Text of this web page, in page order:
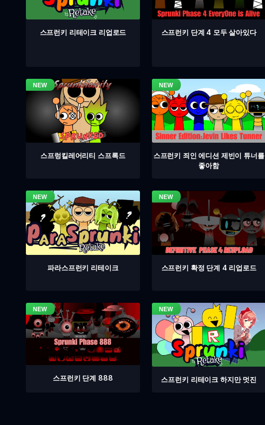
스프런키 리테이크 리업로드 스프런키 단계 4 모두 살아있다
스프렁킬레어리티 스프록드
스프런키 죄인 에디션 제빈이 튜너를
좋아함
파라스프런키 리테이크 스프런키 확정 단계 4 리업로드
스프런키 단계 888 스프런키 리테이크 하지만 멋진